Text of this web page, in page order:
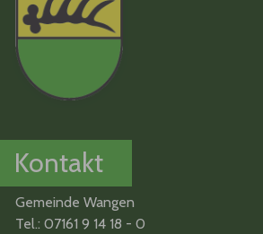
Kontakt
Gemeinde Wangen
Tel.: 07161 9 14 18 - 0